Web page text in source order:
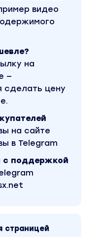
видео
на
—
сделать цену
на сайте
в Telegram
с поддержкой
страницей